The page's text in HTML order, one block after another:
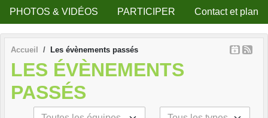
PHOTOS & VIDÉOS PARTICIPER Contact et plan
Accueil Les évènements passés
LES ÉVÈNEMENTS
PASSÉS